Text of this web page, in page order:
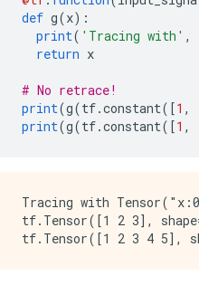
def g(x):
print( 'Tracing with' ,
return x
# No retrace!
print(g(tf.constant([1 ,
print(g(tf.constant([1 ,
Tracing with
tf.Tensor([1 2 3],